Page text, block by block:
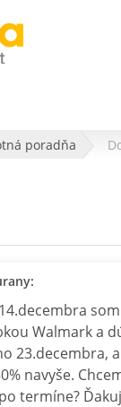
poradňa
Walmark a
23.decembra,
navyše.
termíne?